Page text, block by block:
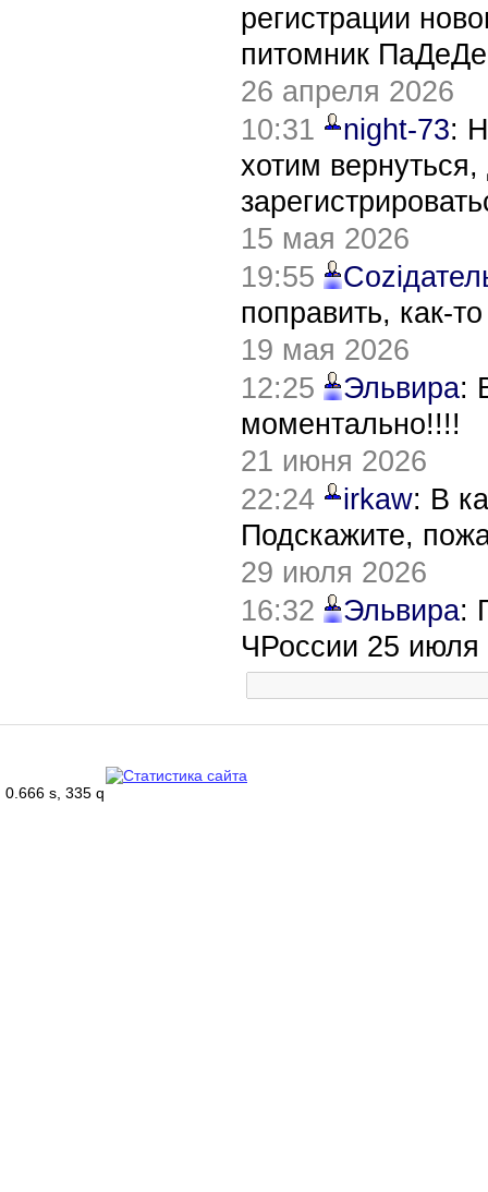
регистрации
питомник
26 апреля 2026
10:31
night-73:
хотим
15 мая 2026
19:55
поправить, как-
19 мая 2026
12:25
Эльвира:
моментально!!!!
21 июня 2026
22:24
irkaw: В
Подскажите,
29 июля 2026
16:32
Эльвира:
ЧРоссии 25 июля
0.666 s, 335 q